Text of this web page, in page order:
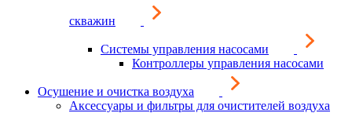
скважин
Системы управления насосами
Контроллеры управления насосами
Осушение и очистка воздуха
Аксессуары и фильтры для очистителей воздуха